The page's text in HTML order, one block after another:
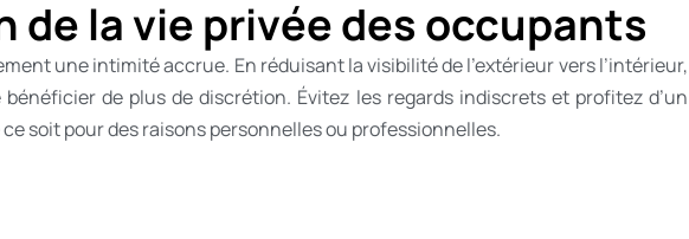
de la vie privée des occupants
une intimité accrue. En réduisant la visibilité de l’extérieur vers l’intérieur,
de plus de discrétion. Évitez les regards indiscrets et profitez d’un
soit pour des raisons personnelles ou professionnelles.